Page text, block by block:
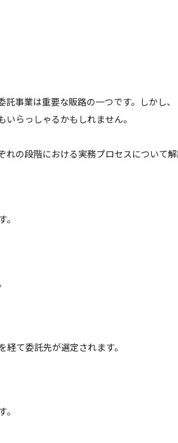
事業は重要な販路の一つです。しかし
らっしゃるかもしれません。
の段階における実務プロセスについて解
て委託先が選定されます。